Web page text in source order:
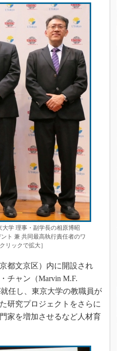
トリー4.0
ション
ッグデータ
ンジャパン
ネジメント
ル設計・開発
ュリティ
ロナへの対応
学 理事・副学長の相原博昭
ト 兼 共同最高執行責任者のワ
リックで拡大］
都文京区）内に開設され
チャン（Marvin M.F.
任し、東京大学の教職員が
研究プロジェクトをさらに
家を増加させるなど人材育